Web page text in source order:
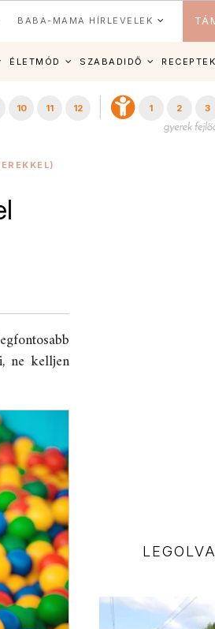
BABA-MAMA HÍRLEVELEK
ÉLETMÓD SZABADIDŐ RECEPTEK
10 11 12 1 2 3
ne kelljen